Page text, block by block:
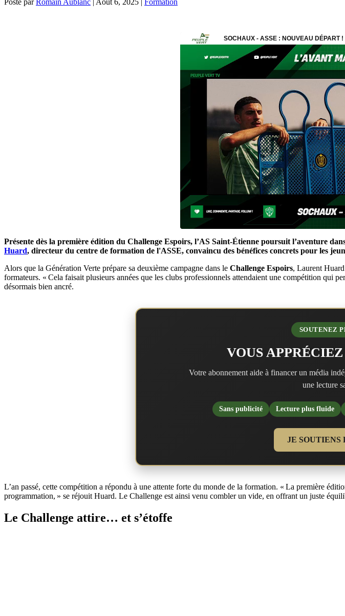
Présente dès la première édition du Challenge Espoirs, l’AS Saint-Étienne poursuit l’aventure
Huard, directeur du centre de formation de l'ASSE, convaincu des bénéfices concrets pour les
Alors que la Génération Verte prépare sa deuxième campagne dans le Challenge Espoirs, Laurent
formateurs. « Cela faisait plusieurs années que les clubs professionnels attendaient une compétition qui
désormais bien ancré.
SOUTENEZ
VOUS
Votre abonnement aide à financer un média
une lecture
Sans publicité Lecture plus fluide
JE SOUTIENS
L’an passé, cette compétition a répondu à une attente forte du monde de la formation. « La première
programmation, » se réjouit Huard. Le Challenge est ainsi venu combler un vide, en offrant un juste
Le Challenge attire… et s’étoffe